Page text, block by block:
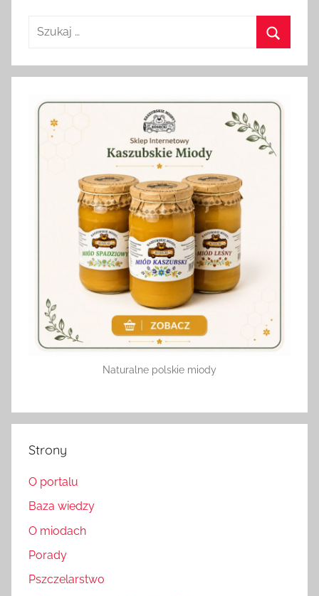
Szukaj:
Naturalne polskie miody
Strony
O portalu
Baza wiedzy
O miodach
Porady
Pszczelarstwo